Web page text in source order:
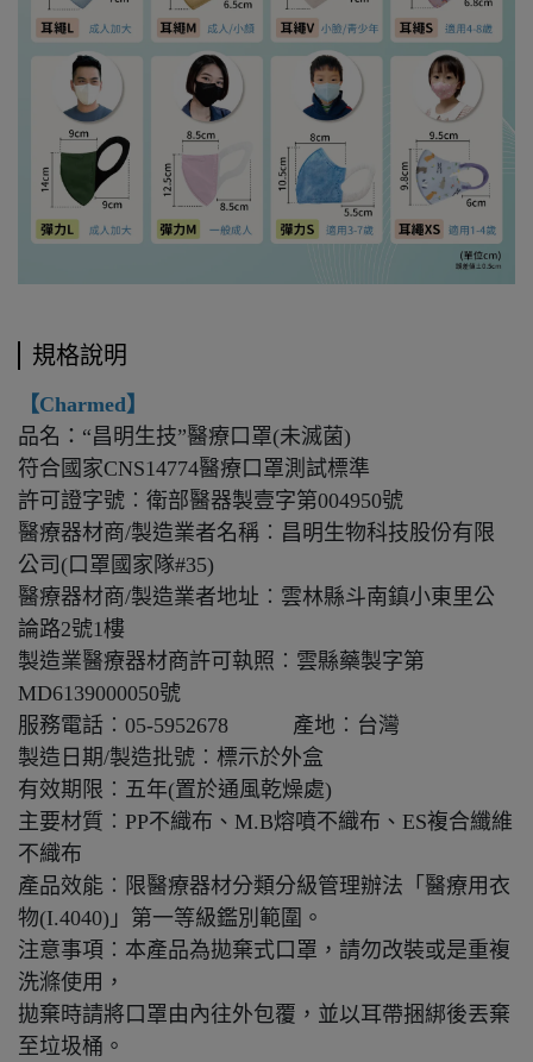
規格說明
【Charmed】
品名：“昌明生技”醫療口罩(未滅菌)
符合國家CNS14774醫療口罩測試標準
許可證字號︰衛部醫器製壹字第004950號
醫療器材商/製造業者名稱︰昌明生物科技股份有限
公司(口罩國家隊#35)
醫療器材商/製造業者地址︰雲林縣斗南鎮小東里公
論路2號1樓
製造業醫療器材商許可執照︰雲縣藥製字第
MD6139000050號
服務電話︰05-5952678 產地︰台灣
製造日期/製造批號︰標示於外盒
有效期限︰五年(置於通風乾燥處)
主要材質︰PP不織布、M.B熔噴不織布、ES複合纖維
不織布
產品效能︰限醫療器材分類分級管理辦法「醫療用衣
物(I.4040)」第一等級鑑別範圍。
注意事項︰本產品為拋棄式口罩，請勿改裝或是重複
洗滌使用，
拋棄時請將口罩由內往外包覆，並以耳帶捆綁後丟棄
至垃圾桶。